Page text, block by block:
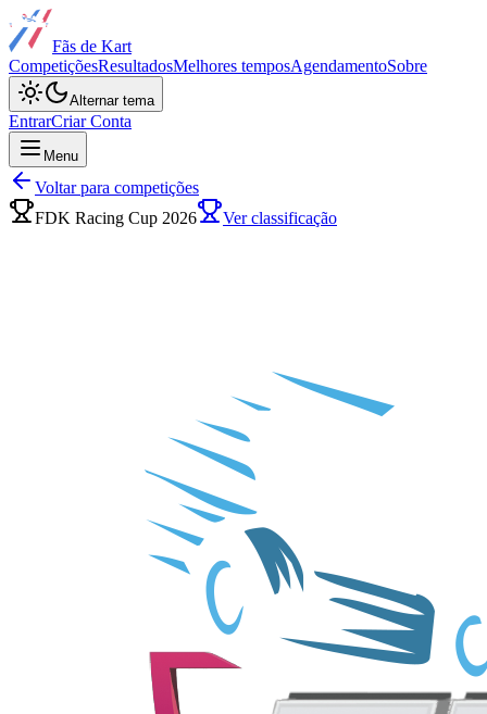
Fãs de Kart
CompetiçõesResultadosMelhores temposAgendamentoSobre
Alternar tema
EntrarCriar Conta
Menu
Voltar para competições
FDK Racing Cup 2026
Ver classificação